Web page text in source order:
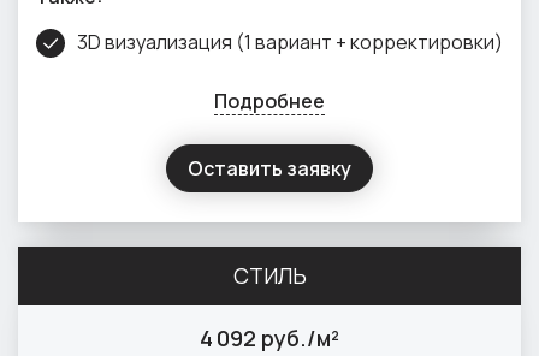
3D визуализация (1 вариант + корректировки)
Подробнее
Оставить заявку
СТИЛЬ
4 092 руб./м²